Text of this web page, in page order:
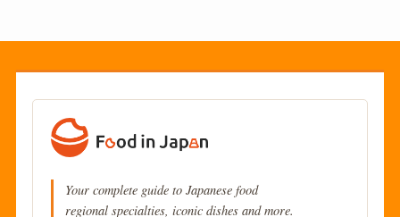
Your complete guide to Japanese food
regional specialties, iconic dishes and more.